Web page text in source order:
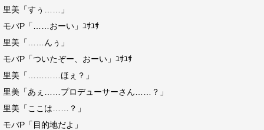
里美「すぅ……」
モバP「……おーい」ﾕｻﾕｻ
里美「……んぅ」
モバP「ついたぞー、おーい」ﾕｻﾕｻ
里美「…………ほぇ？」
里美「あぇ……プロデューサーさん……？」
里美「ここは……？」
モバP「目的地だよ」